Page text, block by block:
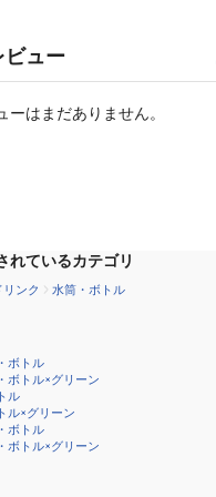
ビュー
ーはまだありません。
れているカテゴリ
ンク 水筒・ボトル
ボトル
ボトル×グリーン
ル
ル×グリーン
ボトル
ボトル×グリーン